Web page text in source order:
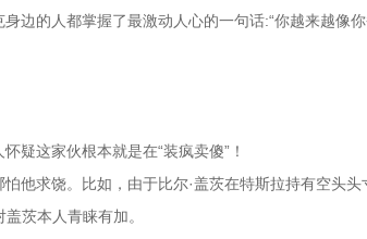
边的人都掌握了最激动人心的一句话:“你越来越像
疑这家伙根本就是在“装疯卖傻”！
他求饶。比如，由于比尔·盖茨在特斯拉持有空头头
茨本人青睐有加。